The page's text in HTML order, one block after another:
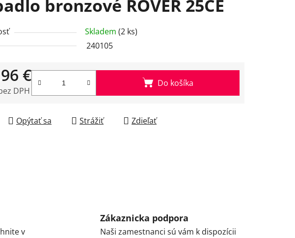
bronzové ROVER 25CE
Skladem (2 ks)
240105
€
DPH
Do košíka
Opýtať sa Strážiť Zdieľať
v
Zákaznicka podpora
Naši zamestnanci sú vám k dispozícii